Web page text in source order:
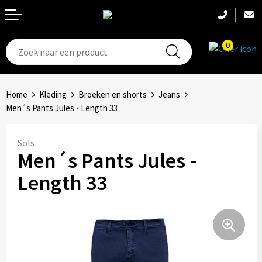
0
T-Shirts
Broeken en shorts
Schoenen
Badtextiel
Hoeden
Hoofdbanden
Sets
Bandanas
Aanstekers
Anti-stress
Elektronica, Gadgets en USB
Feestartikelen
Huis, Tuin en Keuken
Home Kleding Broeken en shorts
Jeans
Men´s Pants Jules - Length 33
Sols
Men´s Pants Jules -
Length 33